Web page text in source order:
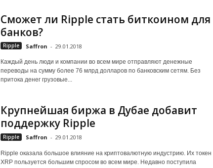
Сможет ли Ripple стать биткоином для
банков?
Ripple Saffron - 29.01.2018
Каждый день люди и компании во всем мире отправляют денежные
переводы на сумму более 76 млрд долларов по банковским сетям. Без
притока денег грузовые...
Крупнейшая биржа в Дубае добавит
поддержку Ripple
Ripple Saffron - 29.01.2018
Ripple оказала большое влияние на криптовалютную индустрию. Их токен
XRP пользуется большим спросом во всем мире. Недавно поступила